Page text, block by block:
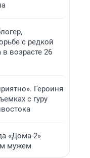
с редкой
возрасте 26
Героиня
с гуру
«Дома-2»
мужем